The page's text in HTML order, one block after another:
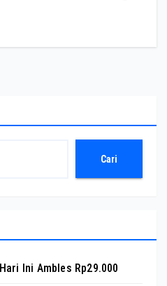
Cari
Ini Ambles Rp29.000